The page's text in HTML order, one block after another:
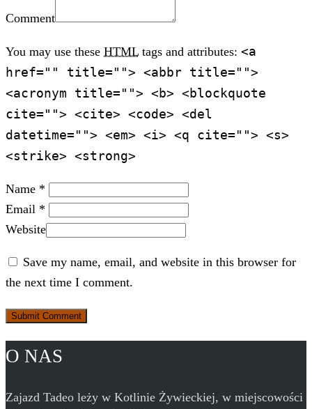
Comment
You may use these HTML tags and attributes: <a
href="" title=""> <abbr title="">
<acronym title=""> <b> <blockquote
cite=""> <cite> <code> <del
datetime=""> <em> <i> <q cite=""> <s>
<strike> <strong>
Name *
Email *
Website
Save my name, email, and website in this browser for
the next time I comment.
O NAS
Zajazd Tadeo leży w Kotlinie Żywieckiej, w miejscowości